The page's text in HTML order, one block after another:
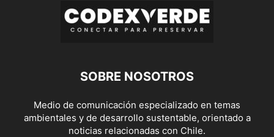
SOBRE NOSOTROS
Medio de comunicación especializado en temas
ambientales y de desarrollo sustentable, orientado a
noticias relacionadas con Chile.